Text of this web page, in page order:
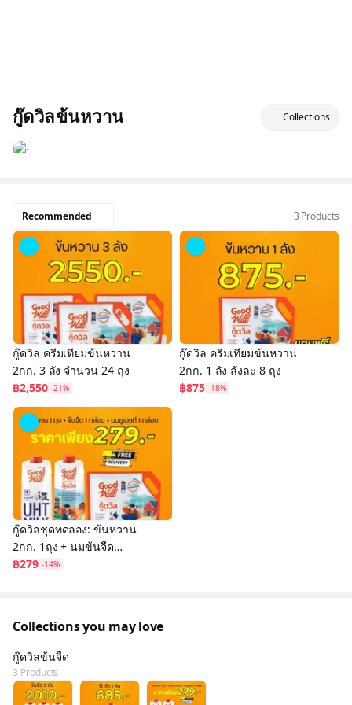
กู๊ดวิลข้นหวาน Collections
Recommended 3 Products
กู๊ดวิล ครีมเทียมข้นหวาน
2กก. 3 ลัง จำนวน 24 ถุง
฿2,550 -21%
กู๊ดวิล ครีมเทียมข้นหวาน
2กก. 1 ลัง ลังละ 8 ถุง
฿875 -18%
กู๊ดวิลชุดทดลอง: ข้นหวาน
2กก. 1ถุง + นมข้นจืด
1000มล. 1กล่อง + นมยูเอช
฿279 -14%
Collections you may love
กู๊ดวิลข้นจืด
3 Products